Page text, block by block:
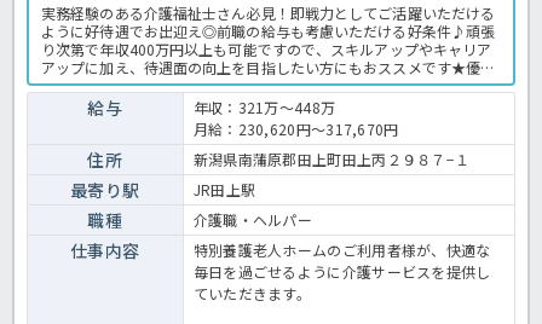
実務経験のある介護福祉士さん必見！即戦力としてご活躍いただける
ように好待遇でお出迎え◎前職の給与も考慮いただける好条件♪頑張
り次第で年収400万円以上も可能ですので、スキルアップやキャリア
アップに加え、待遇面の向上を目指したい方にもおススメです★優し
いゆっくりとした介護を実践する定員100名の従来型特養で、あなた
の経験を活かして働いてみませんか？年間休日124日と豊富で有休消
化率も高い法人ですので、プライベートも充実間違いなし♪残業も月
平均で2時間程度なので、独身の方も子育て世代の方も安心して勤務
いただけます◎お問い合わせはほっ介護まで！特養での介護業務全般
です。 ＜介護職 正職員 特養の求人＞
給与
年収：321万～448万
月給：230,620円～317,670円
住所 新潟県南蒲原郡田上町田上丙２９８７−１
最寄り駅 JR田上駅
職種 介護職・ヘルパー
仕事内容
特別養護老人ホームのご利用者様が、快適な
毎日を過ごせるように介護サービスを提供し
ていただきます。